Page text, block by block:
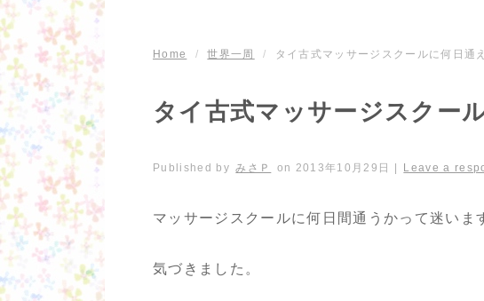
Home / 世界一周 / タイ古式マッサージスクールに何日通
タイ古式マッサージスクー
Published by みさＰ on 2013年10月29日 Leave a
マッサージスクールに何日間通うかって迷いま
気づきました。